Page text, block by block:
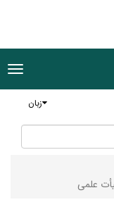
زبان
علمی